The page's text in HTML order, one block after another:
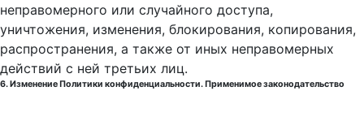
неправомерного или случайного доступа,
уничтожения, изменения, блокирования, копирования,
распространения, а также от иных неправомерных
действий с ней третьих лиц.
6. Изменение Политики конфиденциальности. Применимое законодательство